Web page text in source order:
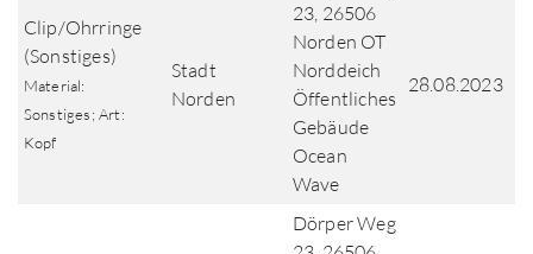
Clip/Ohrringe
(Sonstiges)
Material:
Sonstiges; Art:
Kopf
Stadt
Norden
23, 26506
Norden OT
Norddeich
Öffentliches
Gebäude
Ocean
Wave
28.08.2023
Dörper Weg